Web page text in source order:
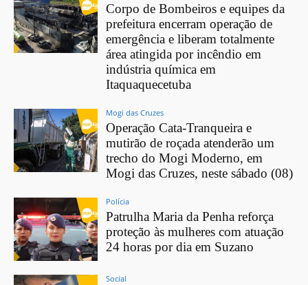
Corpo de Bombeiros e equipes da
prefeitura encerram operação de
emergência e liberam totalmente
área atingida por incêndio em
indústria química em
Itaquaquecetuba
Mogi das Cruzes
Operação Cata-Tranqueira e
mutirão de roçada atenderão um
trecho do Mogi Moderno, em
Mogi das Cruzes, neste sábado (08)
Polícia
Patrulha Maria da Penha reforça
proteção às mulheres com atuação
24 horas por dia em Suzano
Social